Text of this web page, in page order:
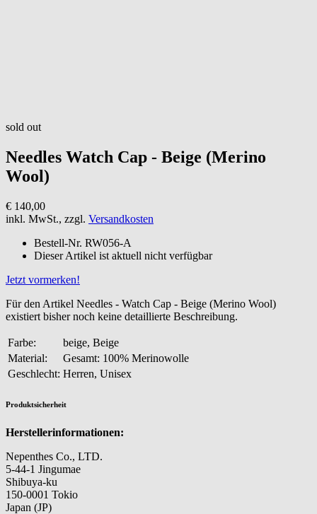
sold out
Needles Watch Cap - Beige (Merino
Wool)
€ 140,00
inkl. MwSt., zzgl. Versandkosten
Bestell-Nr. RW056-A
Dieser Artikel ist aktuell nicht verfügbar
Jetzt vormerken!
Für den Artikel Needles - Watch Cap - Beige (Merino Wool)
existiert bisher noch keine detaillierte Beschreibung.
Farbe:
beige, Beige
Material:
Gesamt: 100% Merinowolle
Geschlecht: Herren, Unisex
Produktsicherheit
Herstellerinformationen:
Nepenthes Co., LTD.
5-44-1 Jingumae
Shibuya-ku
150-0001 Tokio
Japan (JP)